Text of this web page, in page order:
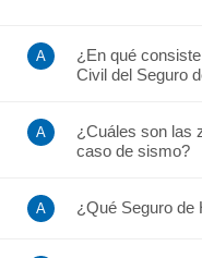
¿En qué
Civil del Seguro
¿Cuáles son las
caso de sismo?
¿Qué Seguro de